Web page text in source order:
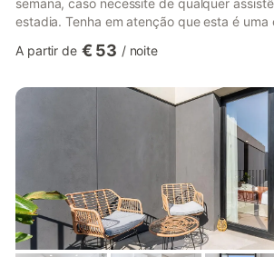
semana, caso necessite de qualquer
estadia. Tenha em atenção que esta é uma
propriedade é facilmente acessível através
Estação de Aveiro, fica apenas a 3 minutos
Francisco Sá Carneiro fica a 60 minutos de
A partir de € 53 / noite